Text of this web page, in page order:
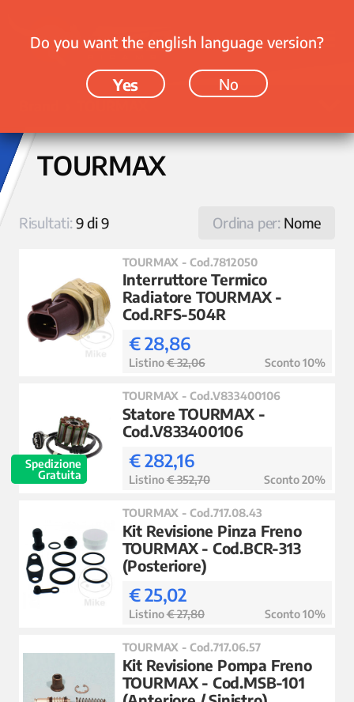
TOURMAX
Ordina per: Nome
Risultati:9 di 9
TOURMAX - Cod.7812050
Interruttore Termico
Radiatore TOURMAX -
Cod.RFS-504R
€ 28,86
Listino€ 32,06 Sconto 10%
Spedizione
Gratuita
TOURMAX - Cod.V833400106
Statore TOURMAX -
Cod.V833400106
€ 282,16
Listino€ 352,70 Sconto 20%
TOURMAX - Cod.717.08.43
Kit Revisione Pinza Freno
TOURMAX - Cod.BCR-313
(Posteriore)
€ 25,02
Listino€ 27,80 Sconto 10%
TOURMAX - Cod.717.06.57
Kit Revisione Pompa Freno
TOURMAX - Cod.MSB-101
Do you want the english language version?
Yes No